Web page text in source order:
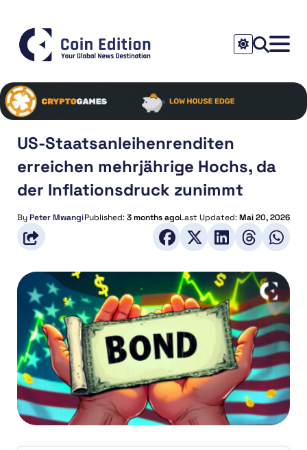
US-Staatsanleihenrenditen
erreichen mehrjährige Hochs, da
der Inflationsdruck zunimmt
ByPeter MwangiPublished:3 months agoLast Updated:Mai 20, 2026